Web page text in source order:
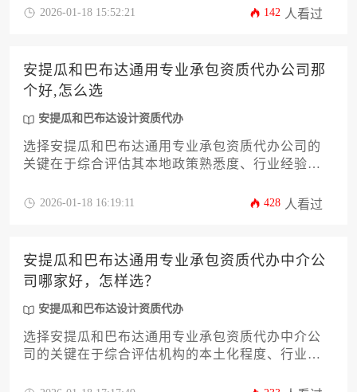
持体系。没有绝对最优的机构，只有最适合企业具
可靠的资质代办服务机构，并特别说明如何通过专
业机构高效完成安提瓜和巴布达设计资质代办流
程。
2026-01-18 15:52:21 142 人看过
安提瓜和巴布达通用专业承包资质代办公司那
个好,怎么选
安提瓜和巴布达设计资质代办
选择安提瓜和巴布达通用专业承包资质代办公司的
关键在于综合评估其本地政策熟悉度、行业经验、
机构，重点考察其对建筑行业特殊资质要求的理解
办的业务，需额外关注公司是否具备跨领域协调能
力。
2026-01-18 16:19:11 428 人看过
安提瓜和巴布达通用专业承包资质代办中介公
司哪家好，怎样选？
安提瓜和巴布达设计资质代办
选择安提瓜和巴布达通用专业承包资质代办中介公
司的关键在于综合评估机构的本土化程度、行业案
比三家以上机构的成功案例周期与客户评价来决